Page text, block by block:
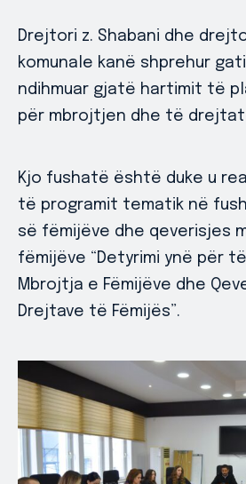
Drejtori z. Shabani dhe
komunale kanë shprehur
ndihmuar gjatë hartimit të
për mbrojtjen dhe të drejtat
Kjo fushatë është duke u
të programit tematik në
së fëmijëve dhe qeverisjes
fëmijëve “Detyrimi ynë për
Mbrojtja e Fëmijëve dhe
Drejtave të Fëmijës”.